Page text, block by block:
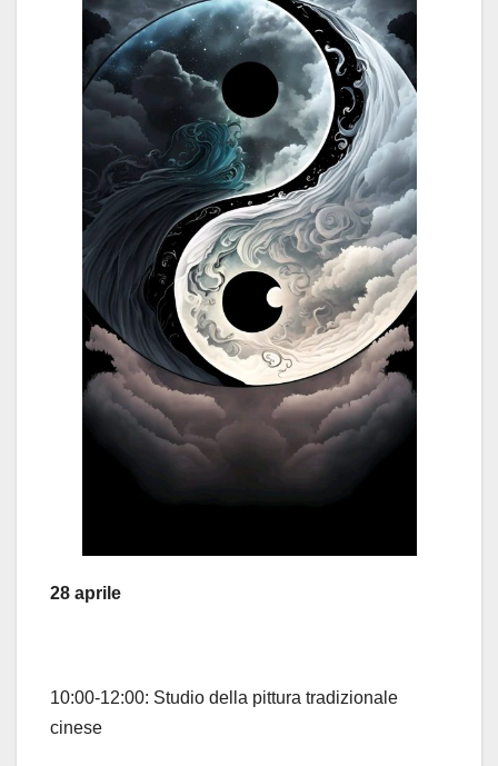
28 aprile
10:00-12:00: Studio della pittura tradizionale
cinese